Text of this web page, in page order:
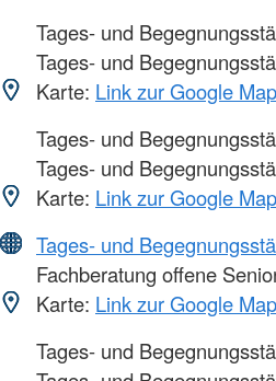
Tages- und
Tages- und
Karte: Link zur Google
Tages- und
Tages- und
Karte: Link zur Google
Tages- und
Fachberatung offene
Karte: Link zur Google
Tages- und